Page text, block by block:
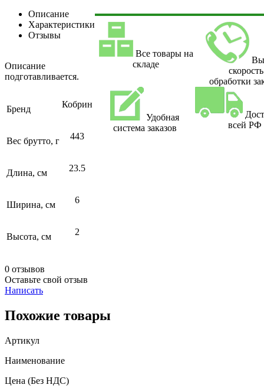
Описание
Характеристики
Отзывы
Описание
подготавливается.
Бренд Кобрин
Вес брутто, г 443
Длина, см 23.5
Ширина, см 6
Высота, см 2
0 отзывов
Оставьте свой отзыв
Написать
Все товары на
складе
скорость
обработки
Удобная
система заказов
всей РФ
Похожие товары
Артикул
Наименование
Цена (Без НДС)